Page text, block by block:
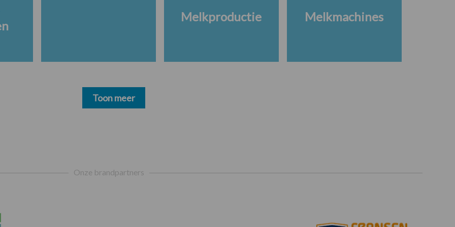
Melkproductie Melkmachines
Toon meer
Onze brandpartners